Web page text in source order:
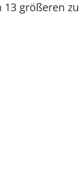
größeren